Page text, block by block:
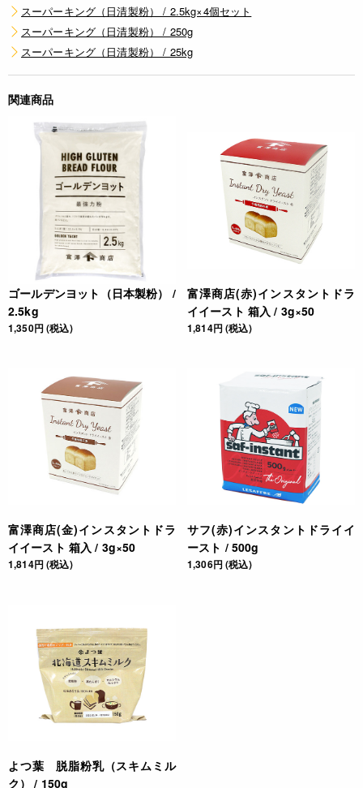
スーパーキング（日清製粉） / 2.5kg×4個セット
スーパーキング（日清製粉） / 250g
スーパーキング（日清製粉） / 25kg
関連商品
ゴールデンヨット（日本製粉） /
2.5kg
1,350円 (税込)
富澤商店(赤)インスタントドラ
イイースト 箱入 / 3g×50
1,814円 (税込)
富澤商店(金)インスタントドラ
イイースト 箱入 / 3g×50
1,814円 (税込)
サフ(赤)インスタントドライイ
ースト / 500g
1,306円 (税込)
よつ葉 脱脂粉乳（スキムミル
ク） / 150g